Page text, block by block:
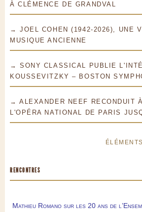
À CLÉMENCE DE GRANDVAL
→ JOEL COHEN (1942-2026), UNE
MUSIQUE ANCIENNE
→ SONY CLASSICAL PUBLIE
KOUSSEVITZKY – BOSTON
→ ALEXANDER NEEF RECONDUIT
L'OPÉRA NATIONAL DE PARIS
RENCONTRES
Mathieu Romano sur les 20 ans de